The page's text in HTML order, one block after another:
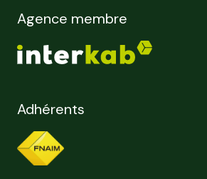
Agence membre
Adhérents